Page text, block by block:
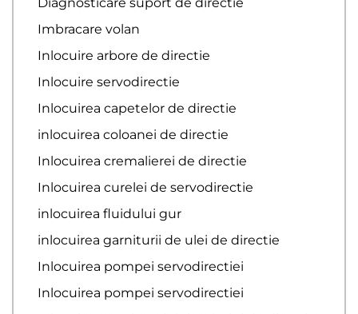
Imbracare volan
Inlocuire arbore de directie
Inlocuire servodirectie
Inlocuirea capetelor de directie
inlocuirea coloanei de directie
Inlocuirea cremalierei de directie
Inlocuirea curelei de servodirectie
inlocuirea fluidului gur
inlocuirea garniturii de ulei de directie
Inlocuirea pompei servodirectiei
Inlocuirea pompei servodirectiei